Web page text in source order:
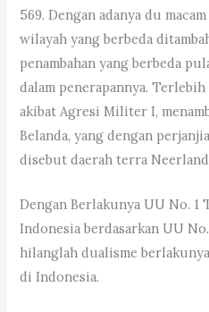
569. Dengan adanya du
wilayah yang berbeda
penambahan yang berbeda
dalam penerapannya.
akibat Agresi Militer I,
Belanda, yang dengan
disebut daerah terra
Dengan Berlakunya UU No.
Indonesia berdasarkan UU
hilanglah dualisme
di Indonesia.